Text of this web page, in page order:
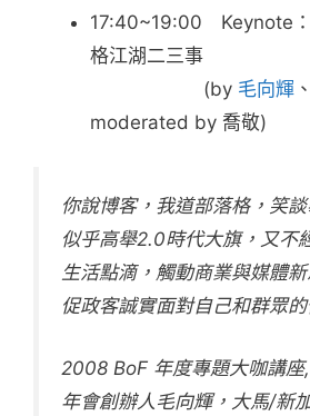
17:40~19:00 Keynote
格江湖二三事
(by 毛向輝 、
moderated by 喬敬)
你說博客，我道部落格，笑
似乎高舉2.0時代大旗，又不
生活點滴，觸動商業與媒體
促政客誠實面對自己和群眾
2008 BoF 年度專題大咖講座
年會創辦人毛向輝，大馬/新